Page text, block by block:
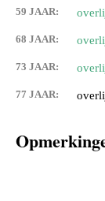
59 JAAR:
68 JAAR:
73 JAAR:
77 JAAR: